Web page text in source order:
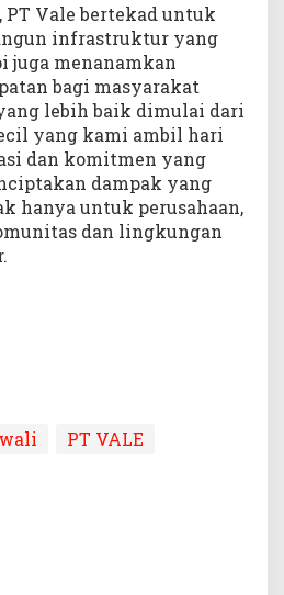
Vale bertekad untuk
infrastruktur yang
juga menanamkan
bagi masyarakat
lebih baik dimulai dari
yang kami ambil hari
dan komitmen yang
dampak yang
hanya untuk perusahaan,
dan lingkungan
PT VALE